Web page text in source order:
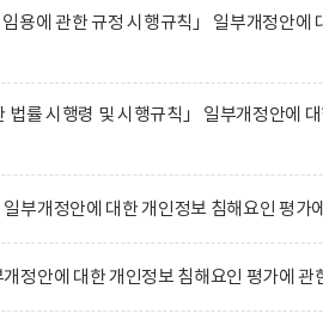
임용에 관한 규정 시행규칙」 일부개정안에
법률 시행령 및 시행규칙」 일부개정안에
부개정안에 대한 개인정보 침해요인 평가
정안에 대한 개인정보 침해요인 평가에 관